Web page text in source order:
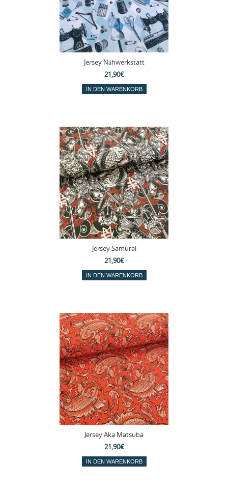
Jersey Nähwerkstatt
21,90€
Jersey Samurai
21,90€
Jersey Aka Matsuba
21,90€